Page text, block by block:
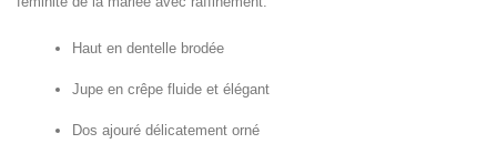
Haut en dentelle brodée
Jupe en crêpe fluide et élégant
Dos ajouré délicatement orné